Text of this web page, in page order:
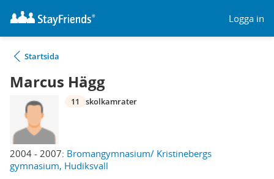
Logga in
Startsida
Marcus Hägg
2004 - 2007: Bromangymnasium/ Kristinebergs
gymnasium, Hudiksvall
11 skolkamrater